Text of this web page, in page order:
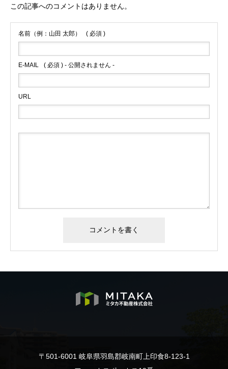
この記事へのコメントはありません。
名前（例：山田 太郎） ( 必須 )
E-MAIL ( 必須 ) - 公開されません -
URL
〒501-6001 岐阜県羽島郡岐南町上印食8-123-1